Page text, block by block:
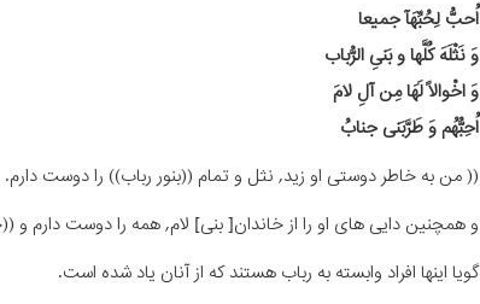
اُحبُّ لِحُبِّهَآ جمیعا
وَ نَثْلَهَ کُلَّها و بَنیِ الرُّباب
وَ اخْوالاً لَهَا مِن آلِ لامَ
اُحِبُّهُم وَ طَرَّبَنی جنابُ
(( من به خاطر دوستی او زید, نثل و تمام ((بنور رباب)) را دوست دارم.
و همچنین دایی های او را از خاندان[ بنی] لام, همه را دوست دارم و
گویا اینها افراد وابسته به رباب هستند که از آنان یاد شده است.